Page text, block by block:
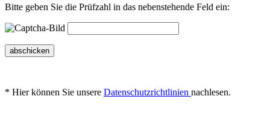
Bitte geben Sie die Prüfzahl in das nebenstehende Feld ein:
abschicken
* Hier können Sie unsere Datenschutzrichtlinien nachlesen.